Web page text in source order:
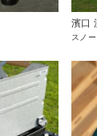
濱口
スノ